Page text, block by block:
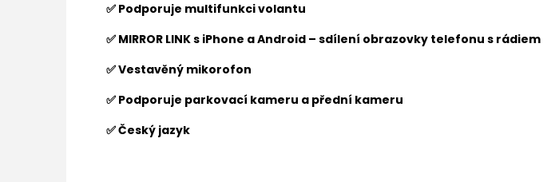
✅ Podporuje multifunkci volantu
✅ MIRROR LINK s iPhone a Android – sdílení obrazovky telefonu s rádiem
✅ Vestavěný mikorofon
✅ Podporuje parkovací kameru a přední kameru
✅ Český jazyk